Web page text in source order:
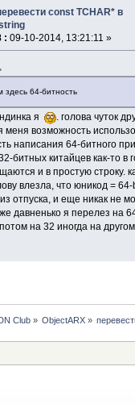
const TCHAR* в
: 09-10-2014, 13:21:11 »
здесь 64-битность
я
. голова чуток
меня возможность
написания 64-битного
битных китайцев как-то в
и в простую строку.
влезла, что юникод = 64-
отпуска, и еще никак не
давненько я перелез на
на 32 иногда на
Club» ObjectARX»